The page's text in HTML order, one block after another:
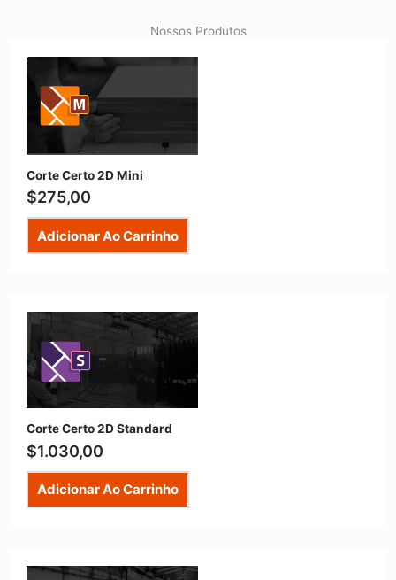
Nossos Produtos
Corte Certo 2D Mini
$275,00
Adicionar Ao Carrinho
Corte Certo 2D Standard
$1.030,00
Adicionar Ao Carrinho